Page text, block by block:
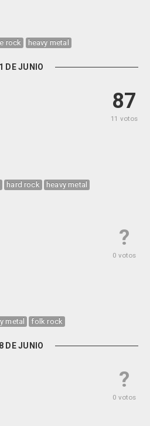
rock heavy metal
DE JUNIO
87
11 votos
hard rock
heavy metal
?
0 votos
metal folk rock
DE JUNIO
?
0 votos